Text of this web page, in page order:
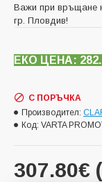
Важи при връщане
гр. Пловдив!
ЕКО ЦЕНА:
307.80€
С ПОРЪЧКА
Производител:
Код: VARTA